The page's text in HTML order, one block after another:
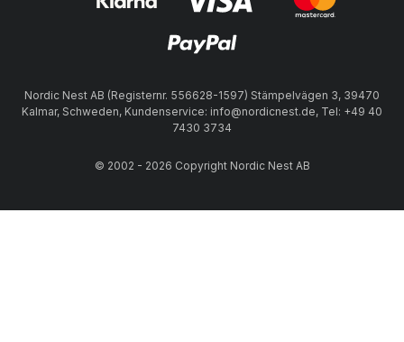
Nordic Nest AB (Registernr. 556628-1597) Stämpelvägen 3, 39470
Kalmar, Schweden, Kundenservice: info@nordicnest.de, Tel: +49 40
7430 3734
© 2002 - 2026 Copyright Nordic Nest AB